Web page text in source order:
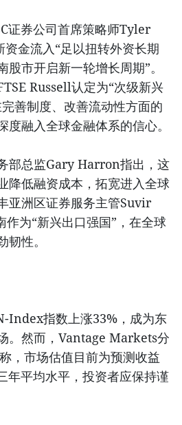
证券公司首席策略师Tyler
金流入“足以扭转外资长期
市开启新一轮增长周期”。
Russell认定为“次级新兴
善制度、改善流动性方面的
度融入全球金融体系的信心。
部总监Gary Harron指出，这
降低融资成本，拓宽进入全球
亚洲区证券服务主管Suvir
为“新兴出口强国”，在全球
性。
Index指数上涨33%，成为东
。然而，Vantage Markets分
，市场估值目前为预测收益
年平均水平，投资者应保持谨